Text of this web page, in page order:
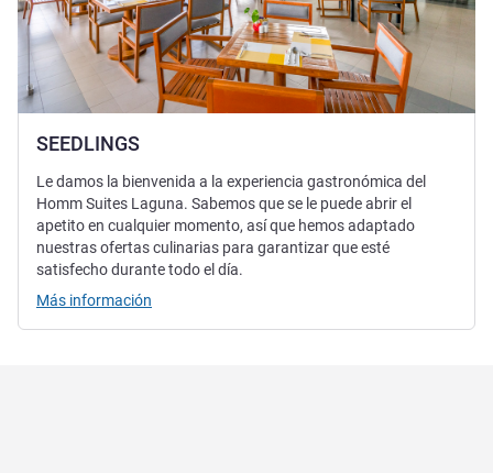
SEEDLINGS
Le damos la bienvenida a la experiencia gastronómica del
Homm Suites Laguna. Sabemos que se le puede abrir el
apetito en cualquier momento, así que hemos adaptado
nuestras ofertas culinarias para garantizar que esté
satisfecho durante todo el día.
Más información